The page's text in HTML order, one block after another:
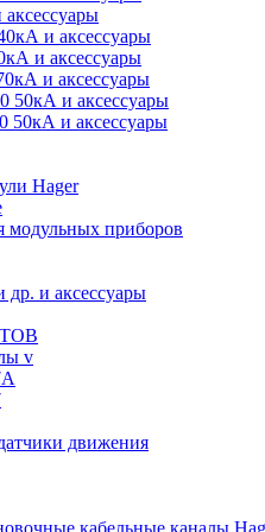
и аксессуары
и аксессуары
и аксессуары
50кА и аксессуары
50кА и аксессуары
Hager
приборов
и аксессуары
v
движения
кабельные каналы